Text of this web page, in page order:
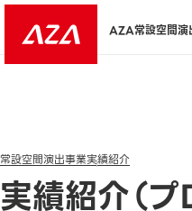
AZA CORPORATION（株
AZA常設空間演
常設空間演出事業実績紹介
実績紹介（プ